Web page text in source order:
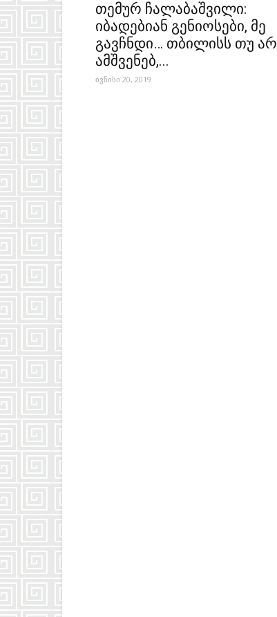
თემურ ჩალაბაშვილი:
იბადებიან გენიოსები, მე
გავჩნდი… თბილისს თუ არ
ამშვენებ,...
ივნისი 20, 2019